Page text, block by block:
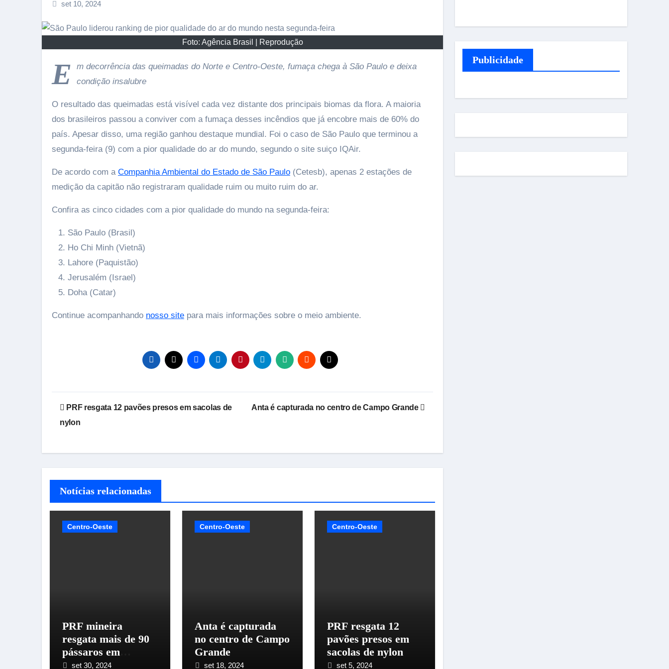
set 10, 2024
Foto: Agência Brasil | Reprodução
E
m decorrência das queimadas do Norte e Centro-Oeste, fumaça chega à São Paulo e deixa
condição insalubre
O resultado das queimadas está visível cada vez distante dos principais biomas da flora. A maioria
dos brasileiros passou a conviver com a fumaça desses incêndios que já encobre mais de 60% do
país. Apesar disso, uma região ganhou destaque mundial. Foi o caso de São Paulo que terminou a
segunda-feira (9) com a pior qualidade do ar do mundo, segundo o site suiço IQAir.
De acordo com a Companhia Ambiental do Estado de São Paulo (Cetesb), apenas 2 estações de
medição da capitão não registraram qualidade ruim ou muito ruim do ar.
Confira as cinco cidades com a pior qualidade do mundo na segunda-feira:
São Paulo (Brasil)
Ho Chi Minh (Vietnã)
Lahore (Paquistão)
Jerusalém (Israel)
Doha (Catar)
Continue acompanhando nosso site para mais informações sobre o meio ambiente.
Navegação
de
PRF resgata 12 pavões presos em sacolas de
nylon
Anta é capturada no centro de Campo Grande
Notícias relacionadas
Centro-Oeste
PRF mineira
resgata mais de 90
pássaros em
fiscalização na
set 30, 2024
Centro-Oeste
Anta é capturada
no centro de Campo
Grande
set 18, 2024
Centro-Oeste
PRF resgata 12
pavões presos em
sacolas de nylon
set 5, 2024
Publicidade